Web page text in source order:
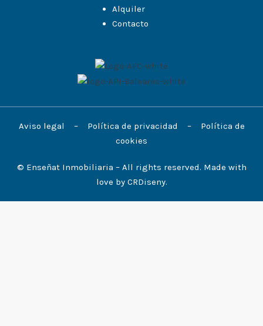
Alquiler
Contacto
Aviso legal – Política de privacidad – Política de
cookies
© Enseñat Inmobiliaria – All rights reserved. Made with
love by CRDiseny.